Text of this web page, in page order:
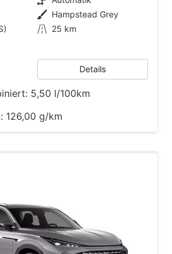
Außenfarbe Hampstead Grey
Kilometerstand 25 km
Details
5,50 l/100km
126,00 g/km